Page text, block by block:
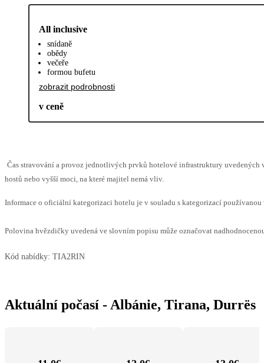
All inclusive
snídaně
obědy
večeře
formou bufetu
zobrazit podrobnosti
v ceně
Čas stravování a provoz jednotlivých prvků hotelové infrastruktury uvedených
hostů nebo vyšší moci, na které majitel nemá vliv.
Informace o oficiální kategorizaci hotelu je v souladu s kategorizací
Polovina hvězdičky uvedená ve slovním popisu může označovat
Kód nabídky: TIA2RIN
Aktuální počasí - Albánie, Tirana, Durrës